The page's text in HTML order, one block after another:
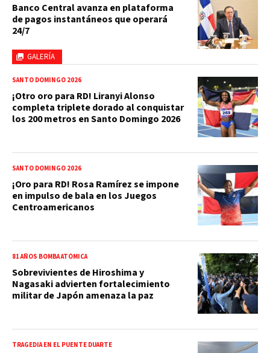
GALERÍA
Banco Central avanza en plataforma
de pagos instantáneos que operará
24/7
SANTO DOMINGO 2026
¡Otro oro para RD! Liranyi Alonso
completa triplete dorado al conquistar
los 200 metros en Santo Domingo 2026
SANTO DOMINGO 2026
¡Oro para RD! Rosa Ramírez se impone
en impulso de bala en los Juegos
Centroamericanos
81 AÑOS BOMBA ATÓMICA
Sobrevivientes de Hiroshima y
Nagasaki advierten fortalecimiento
militar de Japón amenaza la paz
TRAGEDIA EN EL PUENTE DUARTE